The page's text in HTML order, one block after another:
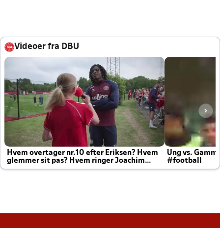
Videoer fra DBU
Hvem overtager nr.10 efter Eriksen? Hvem
glemmer sit pas? Hvem ringer Joachim
altid til efter kampe?
Ung vs.
#football